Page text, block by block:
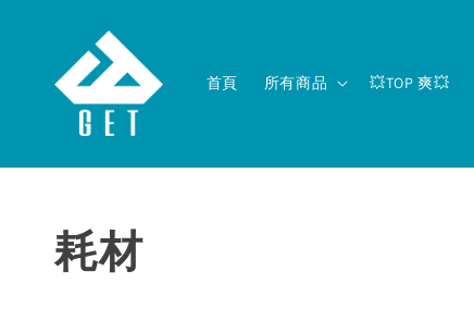
首頁 所有商品 💥TOP 爽💥
耗材